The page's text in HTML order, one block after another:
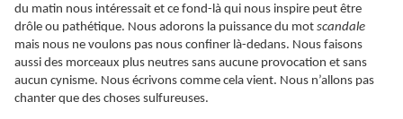
du matin nous intéressait et ce fond-là qui nous inspire peut être
drôle ou pathétique. Nous adorons la puissance du mot scandale
mais nous ne voulons pas nous confiner là-dedans. Nous faisons
aussi des morceaux plus neutres sans aucune provocation et sans
aucun cynisme. Nous écrivons comme cela vient. Nous n’allons pas
chanter que des choses sulfureuses.